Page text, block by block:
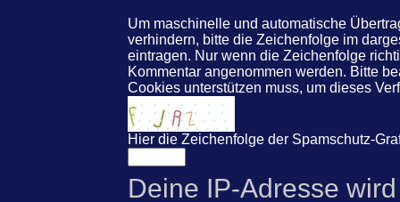
Um maschinelle und automatische
verhindern, bitte die Zeichenfolge im
eintragen. Nur wenn die Zeichenfolge
Kommentar angenommen werden. Bitte
Cookies unterstützen muss, um dieses
Hier die Zeichenfolge der Spamschutz-
Deine IP-Adresse